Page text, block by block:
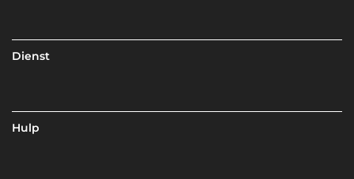
Dienst
Hulp